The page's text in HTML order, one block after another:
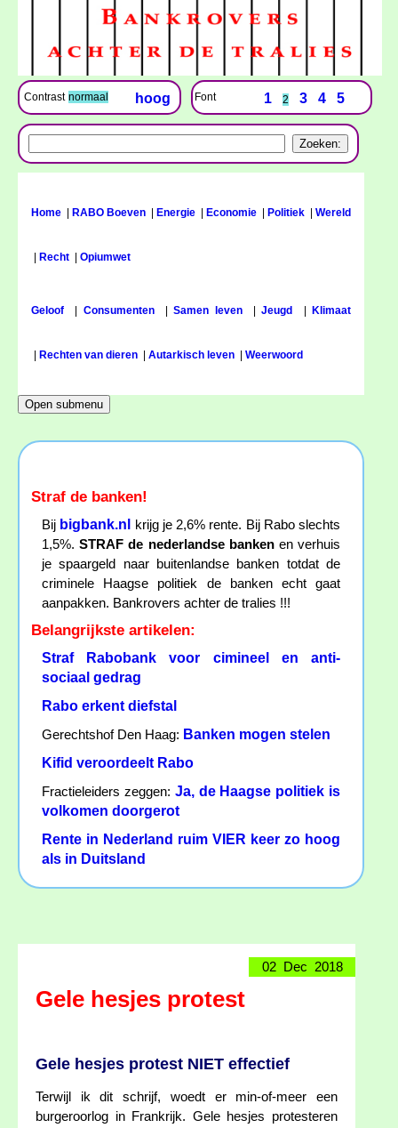
Contrast normaal hoog Font 1 2 3 4 5
Home RABO Boeven Energie Economie Politiek Wereld
Recht Opiumwet
Geloof Consumenten|Samen leven|Jeugd Klimaat
Rechten van dieren Autarkisch leven Weerwoord
Straf de banken!
Bij bigbank.nl
krijg je 2,6% rente. Bij Rabo slechts
1,5%.STRAF de nederlandse bankenen verhuis
je spaargeld naar buitenlandse banken totdat de
criminele Haagse politiek de banken echt gaat
aanpakken. Bankrovers achter de tralies !!!
Belangrijkste artikelen:
Straf Rabobank voor cimineel en anti-
sociaal gedrag
Rabo erkent diefstal
Gerechtshof Den Haag: Banken mogen stelen
Kifid veroordeelt Rabo
Fractieleiders zeggen: Ja, de Haagse politiek is
volkomen doorgerot
Rente in Nederland ruim VIER keer zo hoog
als in Duitsland
02 Dec 2018
Gele hesjes protest
Gele hesjes protest NIET effectief
Terwijl ik dit schrijf, woedt er min-of-meer een
burgeroorlog in Frankrijk. Gele hesjes protesteren